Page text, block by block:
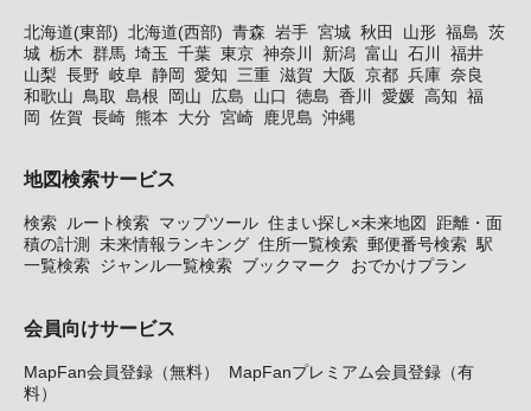
北海道(東部) 北海道(西部) 青森 岩手 宮城 秋田 山形 福島 茨
城 栃木 群馬 埼玉 千葉 東京 神奈川 新潟 富山 石川
福井
山梨 長野 岐阜 静岡 愛知 三重 滋賀 大阪 京都 兵庫 奈良
和歌山
鳥取 島根 岡山 広島 山口 徳島 香川 愛媛 高知 福
岡 佐賀 長崎 熊本 大分 宮崎 鹿児島 沖縄
地図検索サービス
検索 ルート検索 マップツール 住まい探し×未来地図
距離・面
積の計測
未来情報ランキング 住所一覧検索 郵便番号検索 駅
一覧検索 ジャンル一覧検索 ブックマーク おでかけプラン
会員向けサービス
MapFan会員登録（無料）
MapFanプレミアム会員登録（有
料）